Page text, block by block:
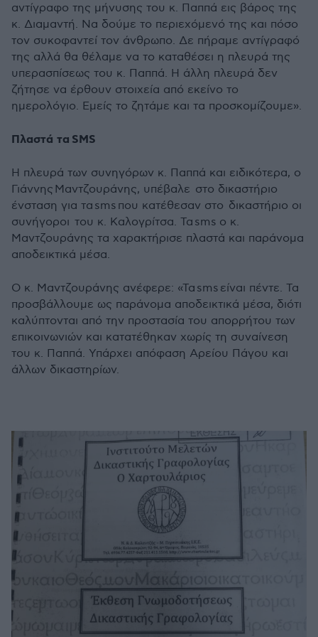
αντίγραφο της μήνυσης του κ. Παππά εις βάρος της
κ. Διαμαντή. Να δούμε το περιεχόμενό της και πόσο
τον συκοφαντεί τον άνθρωπο. Δε πήραμε αντίγραφό
της αλλά θα θέλαμε να το καταθέσει η πλευρά της
υπερασπίσεως του κ. Παππά. Η άλλη πλευρά δεν
ζήτησε να έρθουν στοιχεία από εκείνο το
ημερολόγιο. Εμείς το ζητάμε και τα προσκομίζουμε».
Πλαστά τα SMS
Η πλευρά των συνηγόρων κ. Παππά και ειδικότερα, ο
Γιάννης Μαντζουράνης, υπέβαλε στο δικαστήριο
ένσταση για τα sms που κατέθεσαν στο δικαστήριο οι
συνήγοροι του κ. Καλογρίτσα. Τα sms ο κ.
Μαντζουράνης τα χαρακτήρισε πλαστά και παράνομα
αποδεικτικά μέσα.
Ο κ. Μαντζουράνης ανέφερε: «Τα sms είναι πέντε. Τα
προσβάλλουμε ως παράνομα αποδεικτικά μέσα, διότι
καλύπτονται από την προστασία του απορρήτου των
επικοινωνιών και κατατέθηκαν χωρίς τη συναίνεση
του κ. Παππά. Υπάρχει απόφαση Αρείου Πάγου και
άλλων δικαστηρίων.